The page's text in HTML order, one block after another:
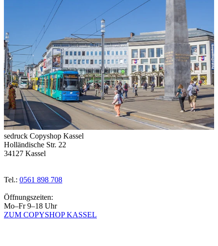
sedruck Copyshop Kassel
Holländische Str. 22
34127 Kassel
Tel.: 0561 898 708
Öffnungszeiten:
Mo–Fr 9–18 Uhr
ZUM COPYSHOP KASSEL